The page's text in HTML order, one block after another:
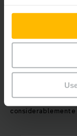
la carretilla
sensores de
recorrido, se
vuelve a estar
Hoy en día la
los palets en cada
personal de
considerablemente